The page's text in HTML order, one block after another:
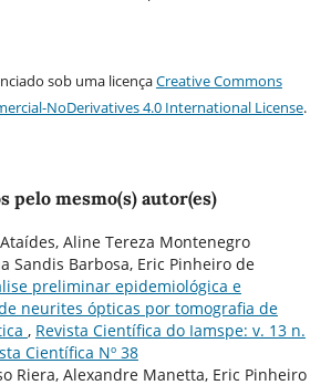
sob uma licençaCreative Commons
NoDerivatives 4.0 International License.
pelo mesmo(s) autor(es)
Aline Tereza Montenegro
Sandis Barbosa, Eric Pinheiro de
preliminar epidemiológica e
neurites ópticas por tomografia de
, Revista Científica do Iamspe: v. 13 n.
Científica Nº 38
Riera, Alexandre Manetta, Eric Pinheiro